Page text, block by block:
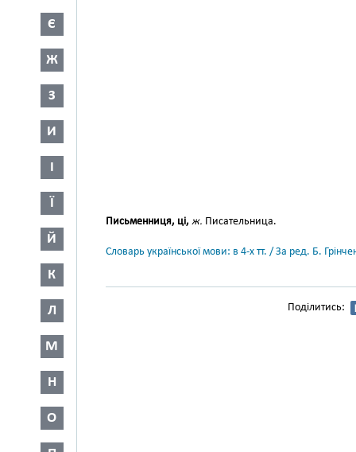
Є
Ж
З
И
І
Ї
Й
К
Л
М
Н
О
Письменниця, ці, ж. Писательница.
Словарь української мови: в 4-х тт. / За ред. Б.
Поділитись: